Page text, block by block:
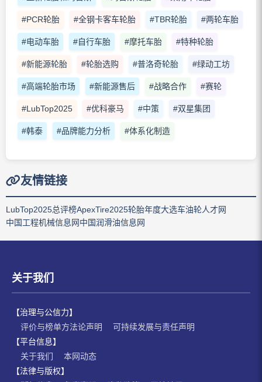
#PCR轮胎 #全钢卡客车轮胎 #TBR轮胎 #两轮车胎
#电动车胎 #自行车胎 #摩托车胎 #特种轮胎
#新能源轮胎 #轮胎选购 #普洛奇轮胎 #绿动工坊
#高端轮胎市场 #新能源售后 #战略合作 #赛轮
#LubTop2025 #优科豪马 #中策 #双星集团
#韩泰 #品牌能力分析 #体系化制造
友情链接
LubTop2025总评榜ApexTire2025轮胎年度大选车油轮人才网
中国工程机械信息网中国润滑油信息网
关于我们
【治理与公信力】
评价与榜单方法论声明
可持续发展与责任声明
【平台信息】
关于我们
本网动态
【法律与版权】